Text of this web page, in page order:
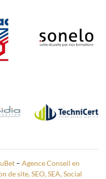
– Agence Conseil en
de site, SEO, SEA, Social